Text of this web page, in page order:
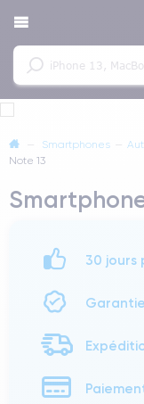
Smartphones —
Note 13
30 jours